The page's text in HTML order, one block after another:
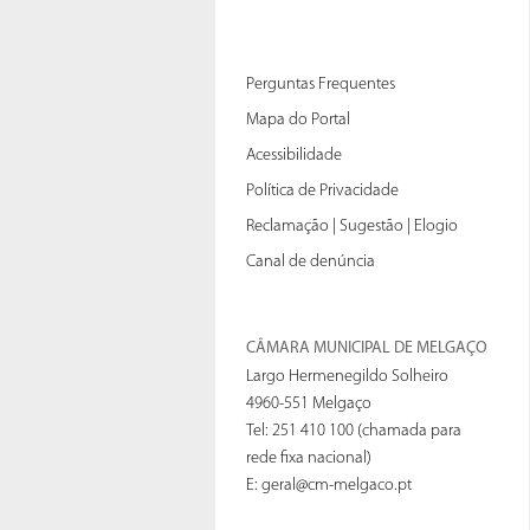
Perguntas Frequentes
Mapa do Portal
Acessibilidade
Política de Privacidade
Reclamação | Sugestão | Elogio
Canal de denúncia
CÂMARA MUNICIPAL DE MELGAÇO
Largo Hermenegildo Solheiro
4960-551 Melgaço
Tel: 251 410 100 (chamada para
rede fixa nacional)
E:geral@cm-melgaco.pt